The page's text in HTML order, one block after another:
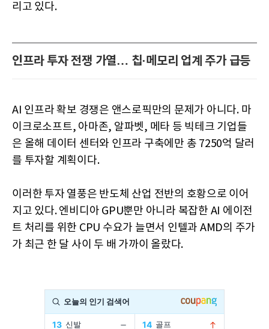
리고 있다.
인프라 투자 전쟁 가열… 칩·메모리 업계 주가 급등
AI 인프라 확보 경쟁은 앤스로픽만의 문제가 아니다. 마
이크로소프트, 아마존, 알파벳, 메타 등 빅테크 기업들
은 올해 데이터 센터와 인프라 구축에만 총 7250억 달러
를 투자할 계획이다.
이러한 투자 열풍은 반도체 산업 전반의 호황으로 이어
지고 있다. 엔비디아 GPU뿐만 아니라 복잡한 AI 에이전
트 처리를 위한 CPU 수요가 늘면서 인텔과 AMD의 주가
가 최근 한 달 사이 두 배 가까이 올랐다.